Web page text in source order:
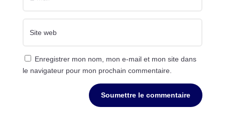
Enregistrer mon nom, mon e-mail et mon site dans
le navigateur pour mon prochain commentaire.
Soumettre le commentaire